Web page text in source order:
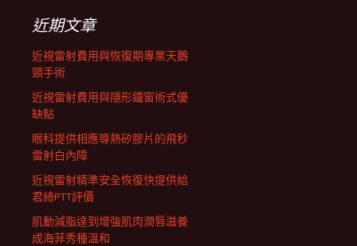
列近期文章
近視雷射費用與恢復期專業天鵝
頸手術
近視雷射費用與隱形鐵窗術式優
缺點
眼科提供相應導熱矽膠片的飛秒
雷射白內障
近視雷射精準安全恢復快提供給
君綺PTT評價
肌動減脂達到增強肌肉潤唇滋養
成海菲秀種溫和